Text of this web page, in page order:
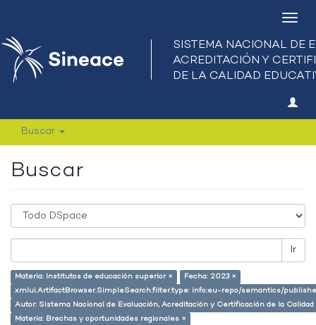
Buscar
Buscar
Ir
Materia: Institutos de educación superior ×
Fecha: 2023 ×
xmlui.ArtifactBrowser.SimpleSearch.filter.type: info:eu-repo/semantics/
Autor: Sistema Nacional de Evaluación, Acreditación y Certificación de la
Materia: Brechas y oportunidades regionales ×